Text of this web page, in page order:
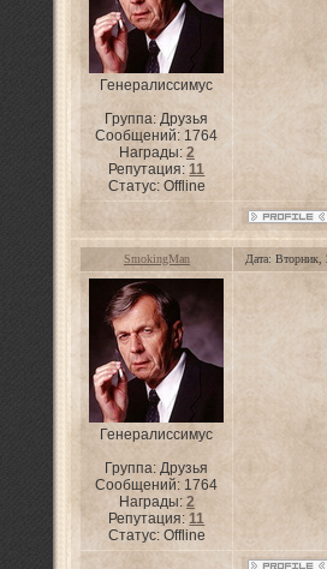
Генералиссимус
Группа: Друзья
Сообщений: 1764
Награды: 2
Репутация:11
Статус: Offline
SmokingMan Дата:
Генералиссимус
Группа: Друзья
Сообщений: 1764
Награды: 2
Репутация:11
Статус: Offline